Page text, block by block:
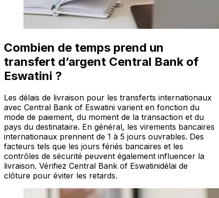
Combien de temps prend un
transfert d’argent Central Bank of
Eswatini ?
Les délais de livraison pour les transferts internationaux
avec Central Bank of Eswatini varient en fonction du
mode de paiement, du moment de la transaction et du
pays du destinataire. En général, les virements bancaires
internationaux prennent de 1 à 5 jours ouvrables. Des
facteurs tels que les jours fériés bancaires et les
contrôles de sécurité peuvent également influencer la
livraison. Vérifiez Central Bank of Eswatinidélai de
clôture pour éviter les retards.